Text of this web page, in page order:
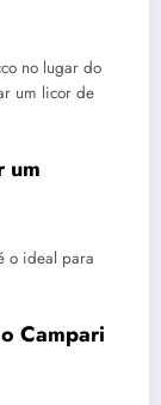
no lugar do
um licor de
um
o ideal para
Campari